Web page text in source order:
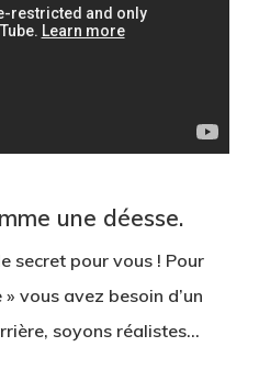
une déesse.
secret pour vous ! Pour
vous avez besoin d’un
soyons réalistes…